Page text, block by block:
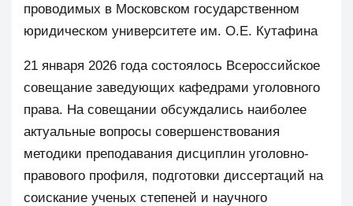
проводимых в Московском государственном
юридическом университете им. О.Е. Кутафина
21 января 2026 года состоялось Всероссийское
совещание заведующих кафедрами уголовного
права. На совещании обсуждались наиболее
актуальные вопросы совершенствования
методики преподавания дисциплин уголовно-
правового профиля, подготовки диссертаций на
соискание ученых степеней и научного